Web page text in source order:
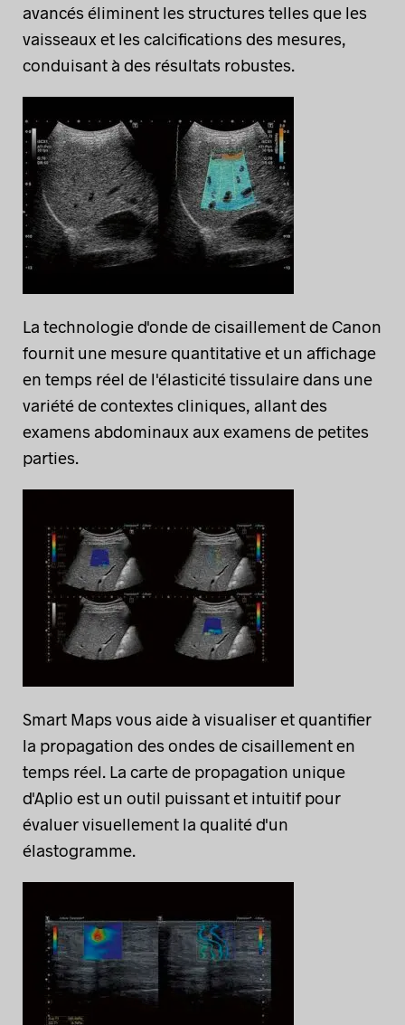
avancés éliminent les structures telles que les
vaisseaux et les calcifications des mesures,
conduisant à des résultats robustes.
La technologie d'onde de cisaillement de Canon
fournit une mesure quantitative et un affichage
en temps réel de l'élasticité tissulaire dans une
variété de contextes cliniques, allant des
examens abdominaux aux examens de petites
parties.
Smart Maps vous aide à visualiser et quantifier
la propagation des ondes de cisaillement en
temps réel. La carte de propagation unique
d'Aplio est un outil puissant et intuitif pour
évaluer visuellement la qualité d'un
élastogramme.